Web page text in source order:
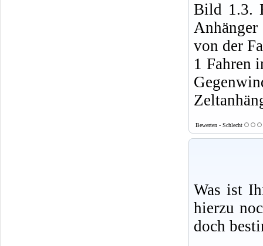
Bild 1.3.
von der
1 Fahren
Bewerten - Schlecht
Was ist
hierzu
doch